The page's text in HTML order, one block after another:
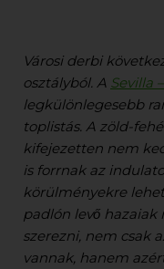
Városi derbi
osztályból. A Sevilla
legkülönlegesebb
toplistás. A zöld-
kifejezetten nem
is forrnak az
körülményekre
padlón levő
szerezni, nem csak
vannak, hanem